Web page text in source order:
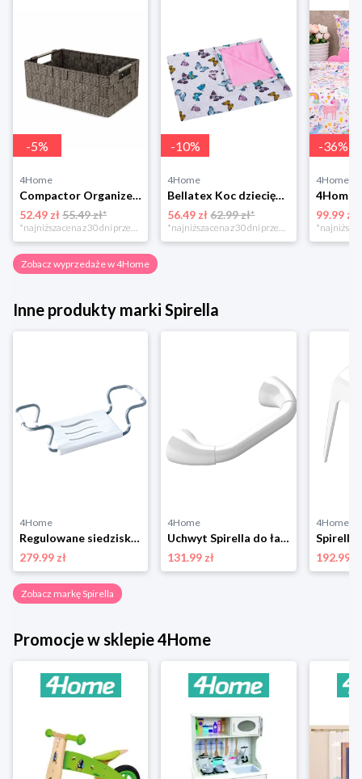
-5%
4Home
Compactor Organizer do przechowywania Toronto, 30 x 20 x 12 cm, ciemnobrązowy
52.49 zł55.49 zł*
*najniższa cena z 30 dni przed obniżką
-10%
4Home
Bellatex Koc dziecięcy Bára Butterfly różowy, 75 x 100 cm
56.49 zł 62.99 zł*
*najniższa cena z 30 dni przed obniżką
-36%
4Home
99.99 zł
Zobacz wyprzedaże w 4Home
Inne produkty marki Spirella
4Home
Regulowane siedzisko wannowe Spirella, białe, 50-65 cm
279.99 zł
4Home
Uchwyt Spirella do łazienki PROF, biały, 30 cm
131.99 zł
4Home
192.99 zł
Zobacz markę Spirella
Promocje w sklepie 4Home